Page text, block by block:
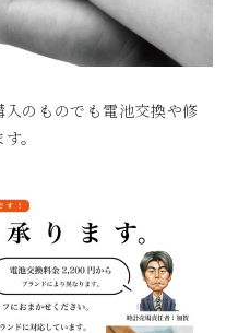
のものでも電池交換や修
。